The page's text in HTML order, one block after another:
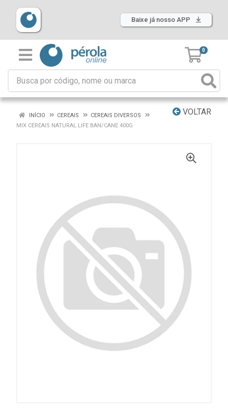
Baixe já nosso APP
0
VOLTAR
INÍCIO CEREAIS
CEREAIS DIVERSOS
MIX CEREAIS NATURAL LIFE BAN/CANE 400G